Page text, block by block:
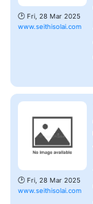
🕑 Fri, 28 Mar 2025
www.seithisolai.com
🕑 Fri, 28 Mar 2025
www.seithisolai.com